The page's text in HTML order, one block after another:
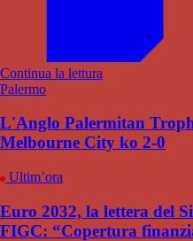
Continua la lettura
Palermo
L'Anglo Palermitan
Melbourne City ko 2-0
Ultim’ora
Euro 2032, la lettera del
FIGC: “Copertura